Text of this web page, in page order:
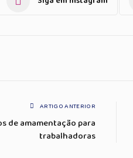
ARTIGO ANTERIOR
de amamentação para
trabalhadoras